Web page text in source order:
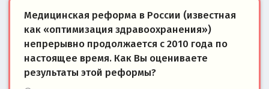
Медицинская реформа в России (известная
как «оптимизация здравоохранения»)
непрерывно продолжается с 2010 года по
настоящее время. Как Вы оцениваете
результаты этой реформы?